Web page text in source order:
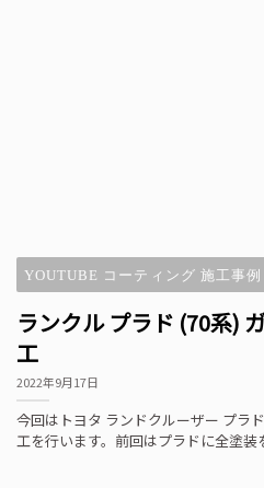
YOUTUBE コーティング 施工事例
ランクル プラド (70系)
工
2022年9月17日
今回はトヨタ ランドクルーザー プラ
工を行います。前回はプラドに全塗装